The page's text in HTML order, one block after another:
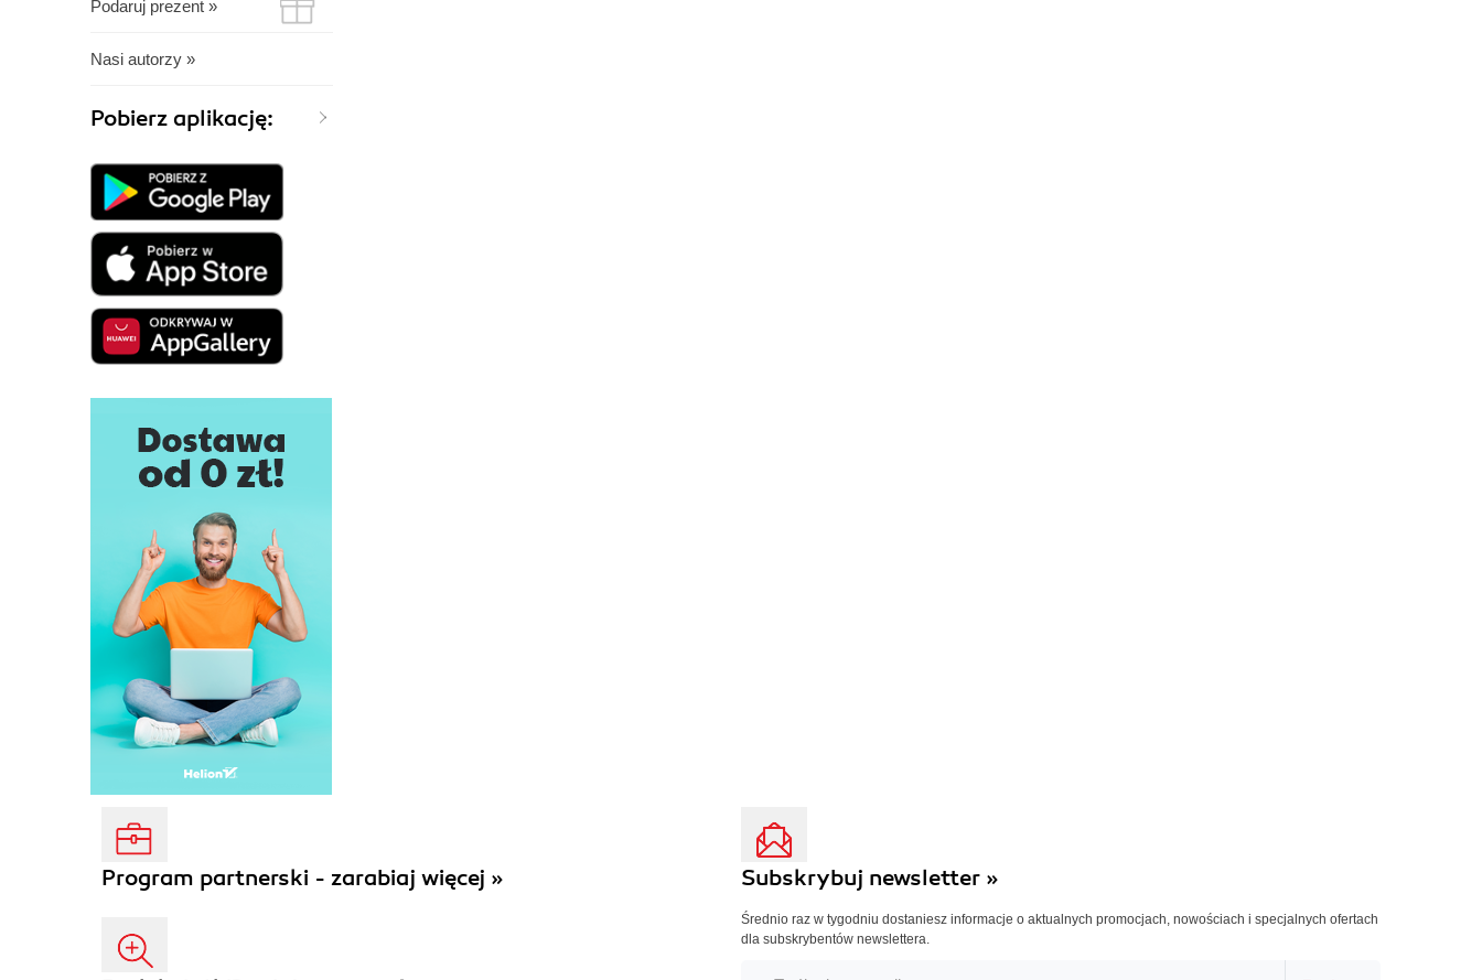
Podaruj prezent »
Nasi autorzy »
Pobierz aplikację:
Program partnerski - zarabiaj więcej » Subskrybuj newsletter »
Średnio raz w tygodniu dostaniesz informacje o aktualnych promocjach, nowościach i specjalnych ofertach
dla subskrybentów newslettera.